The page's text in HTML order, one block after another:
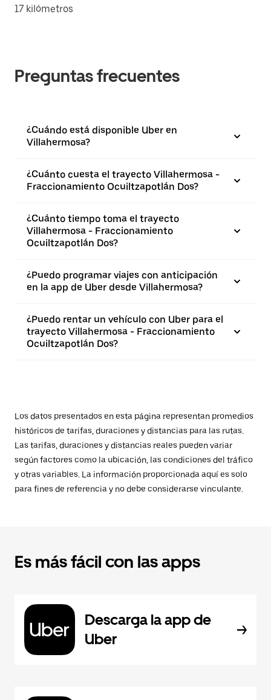
17 kilómetros
Preguntas frecuentes
¿Cuándo está disponible Uber en
Villahermosa?
¿Cuánto cuesta el trayecto Villahermosa -
Fraccionamiento Ocuiltzapotlán Dos?
¿Cuánto tiempo toma el trayecto
Villahermosa - Fraccionamiento
Ocuiltzapotlán Dos?
¿Puedo programar viajes con anticipación
en la app de Uber desde Villahermosa?
¿Puedo rentar un vehículo con Uber para el
trayecto Villahermosa - Fraccionamiento
Ocuiltzapotlán Dos?
Los datos presentados en esta página representan promedios
históricos de tarifas, duraciones y distancias para las rutas.
Las tarifas, duraciones y distancias reales pueden variar
según factores como la ubicación, las condiciones del tráfico
y otras variables. La información proporcionada aquí es solo
para fines de referencia y no debe considerarse vinculante.
Es más fácil con las apps
Descarga la app de
Uber